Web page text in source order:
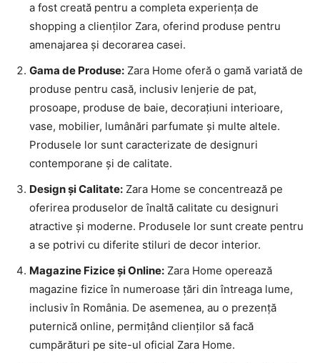
a fost creată pentru a completa experiența de
shopping a clienților Zara, oferind produse pentru
amenajarea și decorarea casei.
Gama de Produse: Zara Home oferă o gamă variată de
produse pentru casă, inclusiv lenjerie de pat,
prosoape, produse de baie, decorațiuni interioare,
vase, mobilier, lumânări parfumate și multe altele.
Produsele lor sunt caracterizate de designuri
contemporane și de calitate.
Design și Calitate: Zara Home se concentrează pe
oferirea produselor de înaltă calitate cu designuri
atractive și moderne. Produsele lor sunt create pentru
a se potrivi cu diferite stiluri de decor interior.
Magazine Fizice și Online: Zara Home operează
magazine fizice în numeroase țări din întreaga lume,
inclusiv în România. De asemenea, au o prezență
puternică online, permițând clienților să facă
cumpărături pe site-ul oficial Zara Home.